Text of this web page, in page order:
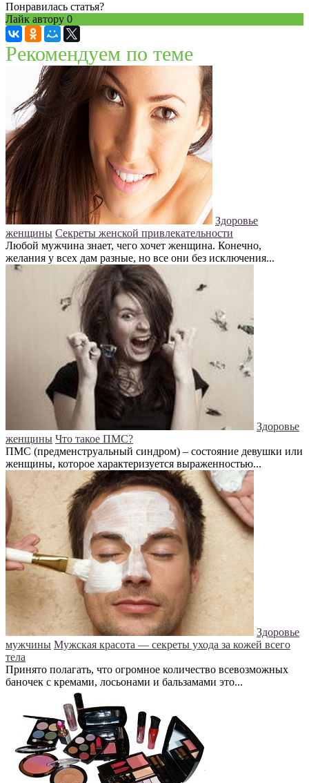
Понравилась статья?
Лайк автору 0
Рекомендуем по теме
Здоровье
женщины Секреты женской привлекательности
Любой мужчина знает, чего хочет женщина. Конечно,
желания у всех дам разные, но все они без исключения...
Здоровье
женщины Что такое ПМС?
ПМС (предменструальный синдром) – состояние девушки или
женщины, которое характеризуется выраженностью...
Здоровье
мужчины Мужская красота — секреты ухода за кожей всего
тела
Принято полагать, что огромное количество всевозможных
баночек с кремами, лосьонами и бальзамами это...